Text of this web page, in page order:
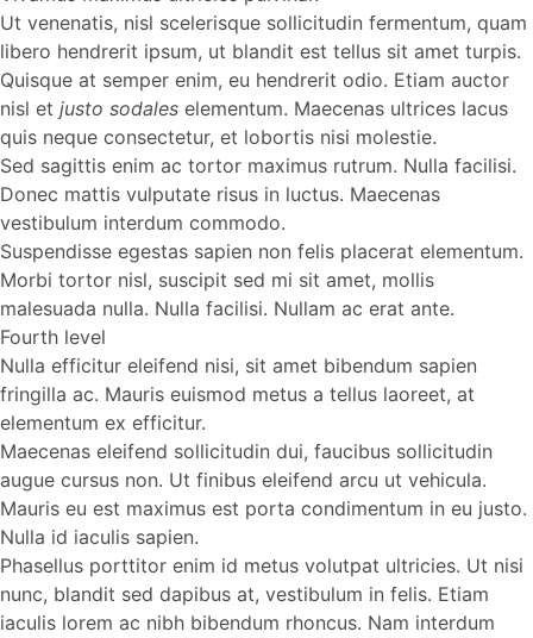
Ut venenatis, nisl scelerisque sollicitudin fermentum, quam
libero hendrerit ipsum, ut blandit est tellus sit amet turpis.
Quisque at semper enim, eu hendrerit odio. Etiam auctor
nisl et justo sodales elementum. Maecenas ultrices lacus
quis neque consectetur, et lobortis nisi molestie.
Sed sagittis enim ac tortor maximus rutrum. Nulla facilisi.
Donec mattis vulputate risus in luctus. Maecenas
vestibulum interdum commodo.
Suspendisse egestas sapien non felis placerat elementum.
Morbi tortor nisl, suscipit sed mi sit amet, mollis
malesuada nulla. Nulla facilisi. Nullam ac erat ante.
Fourth level
Nulla efficitur eleifend nisi, sit amet bibendum sapien
fringilla ac. Mauris euismod metus a tellus laoreet, at
elementum ex efficitur.
Maecenas eleifend sollicitudin dui, faucibus sollicitudin
augue cursus non. Ut finibus eleifend arcu ut vehicula.
Mauris eu est maximus est porta condimentum in eu justo.
Nulla id iaculis sapien.
Phasellus porttitor enim id metus volutpat ultricies. Ut nisi
nunc, blandit sed dapibus at, vestibulum in felis. Etiam
iaculis lorem ac nibh bibendum rhoncus. Nam interdum